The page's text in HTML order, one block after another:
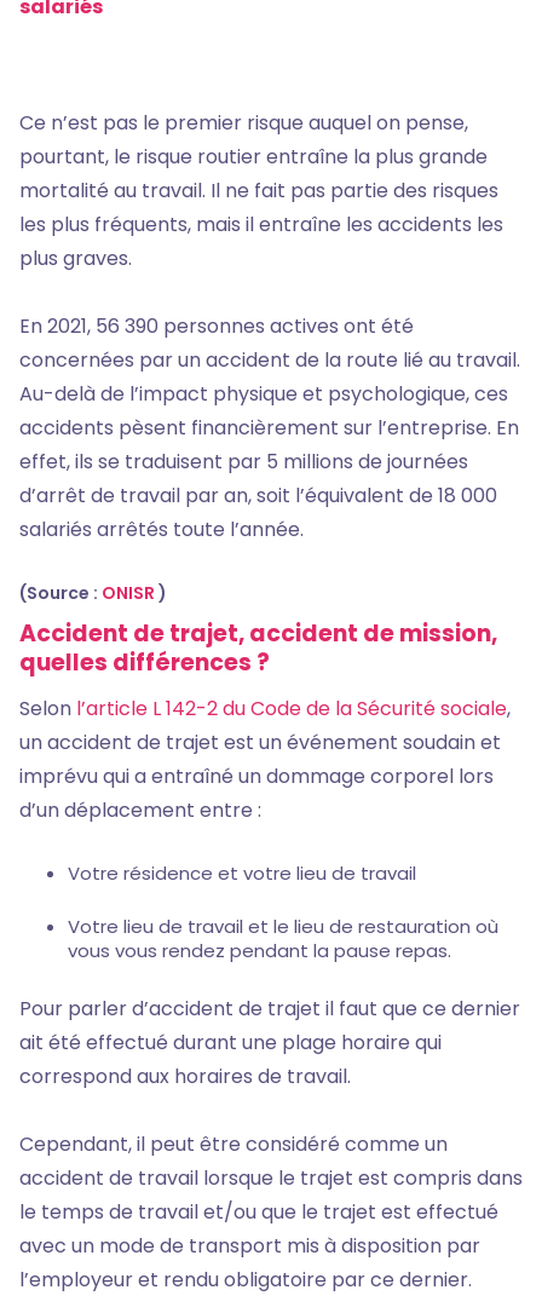
salariés
Ce n’est pas le premier risque auquel on pense,
pourtant, le risque routier entraîne la plus grande
mortalité au travail. Il ne fait pas partie des risques
les plus fréquents, mais il entraîne les accidents les
plus graves.
En 2021, 56 390 personnes actives ont été
concernées par un accident de la route lié au travail.
Au-delà de l’impact physique et psychologique, ces
accidents pèsent financièrement sur l’entreprise. En
effet, ils se traduisent par 5 millions de journées
d’arrêt de travail par an, soit l’équivalent de 18 000
salariés arrêtés toute l’année.
(Source : ONISR )
Accident de trajet, accident de mission,
quelles différences ?
Selon l’article L 142-2 du Code de la Sécurité sociale,
un accident de trajet est un événement soudain et
imprévu qui a entraîné un dommage corporel lors
d’un déplacement entre :
Votre résidence et votre lieu de travail
Votre lieu de travail et le lieu de restauration où
vous vous rendez pendant la pause repas.
Pour parler d’accident de trajet il faut que ce dernier
ait été effectué durant une plage horaire qui
correspond aux horaires de travail.
Cependant, il peut être considéré comme un
accident de travail lorsque le trajet est compris dans
le temps de travail et/ou que le trajet est effectué
avec un mode de transport mis à disposition par
l’employeur et rendu obligatoire par ce dernier.